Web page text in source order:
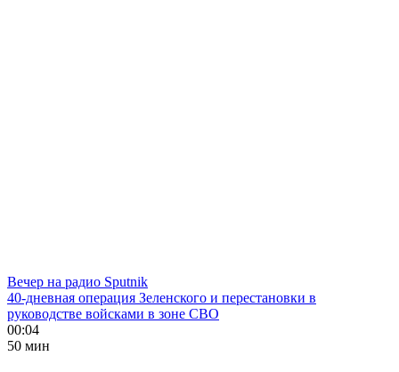
Вечер на радио Sputnik
40-дневная операция Зеленского и перестановки в
руководстве войсками в зоне СВО
00:04
50 мин